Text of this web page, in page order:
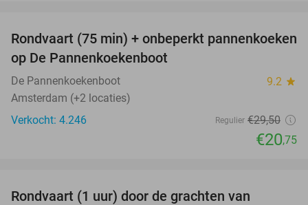
30%
Rondvaart (75 min) + onbeperkt pannenkoeken
op De Pannenkoekenboot
De Pannenkoekenboot 9.2 star
Amsterdam (+2 locaties)
Verkocht: 4.246
Regulier €29,50
€20,75
Rondvaart (1 uur) door de grachten van